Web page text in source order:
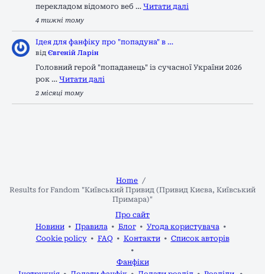
перекладом відомого веб … Читати далі
4 тижні тому
Ідея для фанфіку про "попадуна" в …
від Євгеній Ларін
Головний герой "попаданець" із сучасної України 2026
рок … Читати далі
2 місяці тому
Home
Results for Fandom "Київський Привид (Привид Києва, Київський
Примара)"
Про сайт
Новини
Правила Блог
Угода користувача
Cookie policy
FAQ Контакти Список авторів
Фанфіки